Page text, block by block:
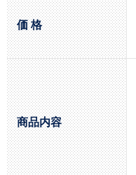
価 格
商品内容